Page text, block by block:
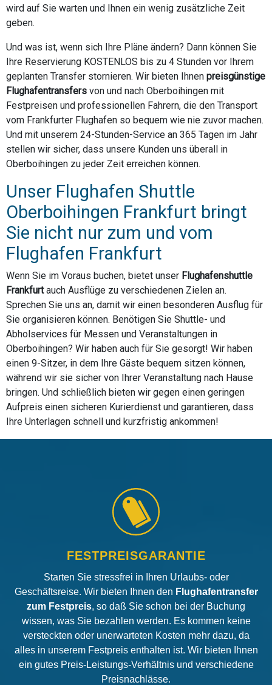
wird auf Sie warten und Ihnen ein wenig zusätzliche Zeit
geben.
Und was ist, wenn sich Ihre Pläne ändern? Dann können Sie
Ihre Reservierung KOSTENLOS bis zu 4 Stunden vor Ihrem
geplanten Transfer stornieren. Wir bieten Ihnen preisgünstige
Flughafentransfers von und nach Oberboihingen mit
Festpreisen und professionellen Fahrern, die den Transport
vom Frankfurter Flughafen so bequem wie nie zuvor machen.
Und mit unserem 24-Stunden-Service an 365 Tagen im Jahr
stellen wir sicher, dass unsere Kunden uns überall in
Oberboihingen zu jeder Zeit erreichen können.
Unser Flughafen Shuttle
Oberboihingen Frankfurt bringt
Sie nicht nur zum und vom
Flughafen Frankfurt
Wenn Sie im Voraus buchen, bietet unser Flughafenshuttle
Frankfurtauch Ausflüge zu verschiedenen Zielen an.
Sprechen Sie uns an, damit wir einen besonderen Ausflug für
Sie organisieren können. Benötigen Sie Shuttle- und
Abholservices für Messen und Veranstaltungen in
Oberboihingen? Wir haben auch für Sie gesorgt! Wir haben
einen 9-Sitzer, in dem Ihre Gäste bequem sitzen können,
während wir sie sicher von Ihrer Veranstaltung nach Hause
bringen. Und schließlich bieten wir gegen einen geringen
Aufpreis einen sicheren Kurierdienst und garantieren, dass
Ihre Unterlagen schnell und kurzfristig ankommen!
FESTPREISGARANTIE
Starten Sie stressfrei in Ihren Urlaubs- oder
Geschäftsreise. Wir bieten Ihnen den Flughafentransfer
zum Festpreis, so daß Sie schon bei der Buchung
wissen, was Sie bezahlen werden. Es kommen keine
versteckten oder unerwarteten Kosten mehr dazu, da
alles in unserem Festpreis enthalten ist. Wir bieten Ihnen
ein gutes Preis-Leistungs-Verhältnis und verschiedene
Preisnachlässe.